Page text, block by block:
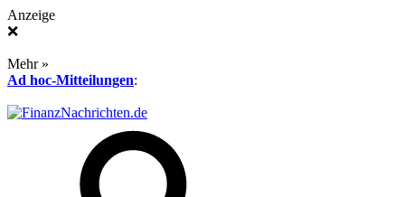
Anzeige
❌
Mehr »
Ad hoc-Mitteilungen: